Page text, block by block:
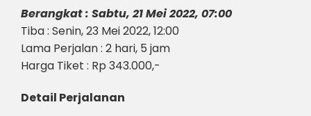
Berangkat : Sabtu, 21 Mei 2022, 07:00
Tiba : Senin, 23 Mei 2022, 12:00
Lama Perjalan : 2 hari, 5 jam
Harga Tiket : Rp 343.000,-
Detail Perjalanan